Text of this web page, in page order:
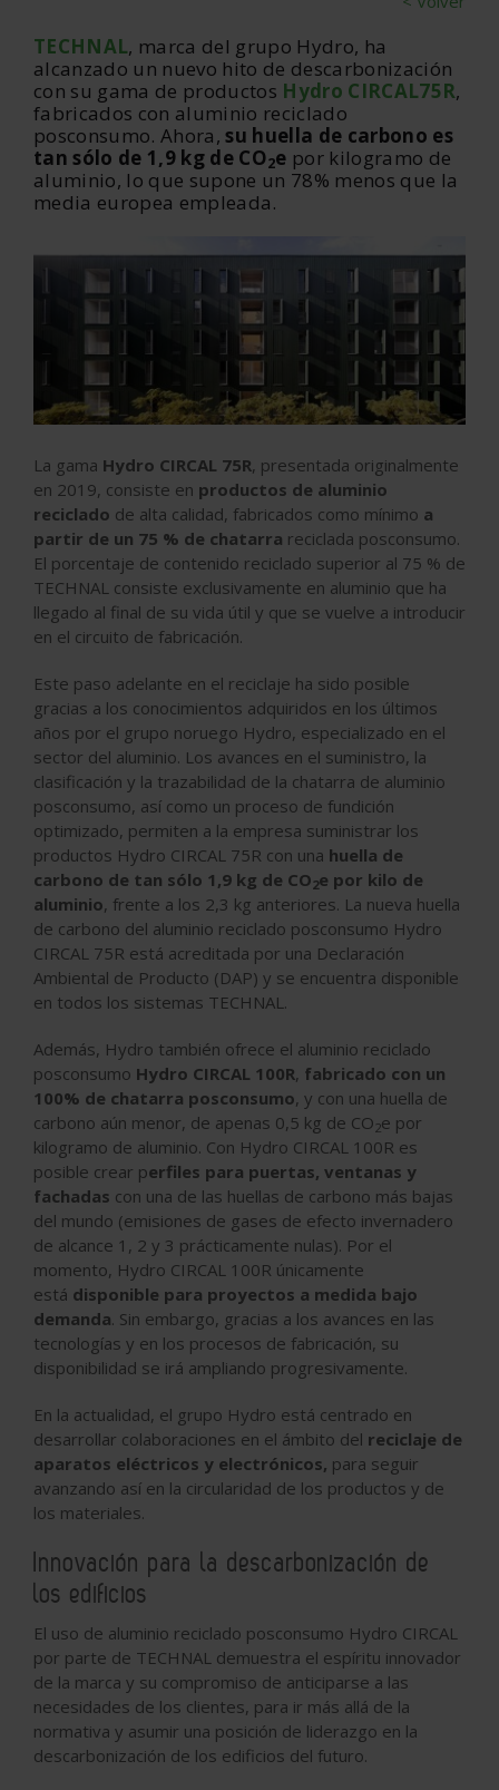
TECHNAL, marca del grupo Hydro, ha
alcanzado un nuevo hito de descarbonización
con su gama de productos Hydro CIRCAL75R,
fabricados con aluminio reciclado
posconsumo. Ahora,su huella de carbono es
tan sólo de 1,9 kg de CO2e por kilogramo de
aluminio, lo que supone un 78% menos que la
media europea empleada.
La gama Hydro CIRCAL 75R, presentada originalmente
en 2019, consiste en productos de aluminio
reciclado de alta calidad, fabricados como mínimo a
partir de un 75 % de chatarra reciclada posconsumo.
El porcentaje de contenido reciclado superior al 75 % de
TECHNAL consiste exclusivamente en aluminio que ha
llegado al final de su vida útil y que se vuelve a introducir
en el circuito de fabricación.
Este paso adelante en el reciclaje ha sido posible
gracias a los conocimientos adquiridos en los últimos
años por el grupo noruego Hydro, especializado en el
sector del aluminio. Los avances en el suministro, la
clasificación y la trazabilidad de la chatarra de aluminio
posconsumo, así como un proceso de fundición
optimizado, permiten a la empresa suministrar los
productos Hydro CIRCAL 75R con una huella de
carbono de tan sólo 1,9 kg de CO2e por kilo de
aluminio, frente a los 2,3 kg anteriores. La nueva huella
de carbono del aluminio reciclado posconsumo Hydro
CIRCAL 75R está acreditada por una Declaración
Ambiental de Producto (DAP) y se encuentra disponible
en todos los sistemas TECHNAL.
Además, Hydro también ofrece el aluminio reciclado
posconsumo Hydro CIRCAL 100R, fabricado con un
100% de chatarra posconsumo, y con una huella de
carbono aún menor, de apenas 0,5 kg de CO2e por
kilogramo de aluminio. Con Hydro CIRCAL 100R es
posible crear perfiles para puertas, ventanas y
fachadas con una de las huellas de carbono más bajas
del mundo (emisiones de gases de efecto invernadero
de alcance 1, 2 y 3 prácticamente nulas). Por el
momento, Hydro CIRCAL 100R únicamente
está disponible para proyectos a medida bajo
demanda. Sin embargo, gracias a los avances en las
tecnologías y en los procesos de fabricación, su
disponibilidad se irá ampliando progresivamente.
En la actualidad, el grupo Hydro está centrado en
desarrollar colaboraciones en el ámbito del reciclaje de
aparatos eléctricos y electrónicos, para seguir
avanzando así en la circularidad de los productos y de
los materiales.
Innovación para la descarbonización de
los edificios
El uso de aluminio reciclado posconsumo Hydro CIRCAL
por parte de TECHNAL demuestra el espíritu innovador
de la marca y su compromiso de anticiparse a las
necesidades de los clientes, para ir más allá de la
normativa y asumir una posición de liderazgo en la
descarbonización de los edificios del futuro.